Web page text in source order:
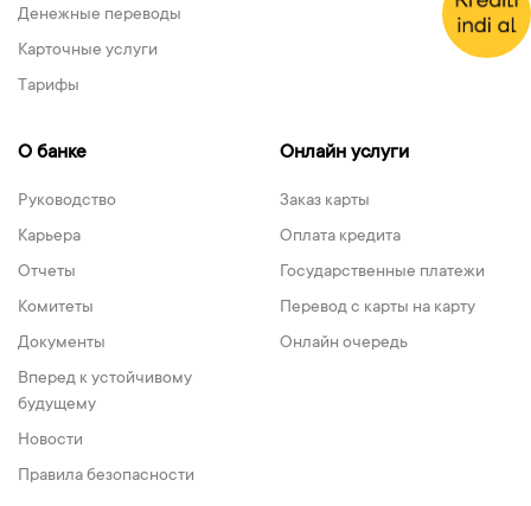
Денежные переводы
Карточные услуги
Тарифы
О банке
Руководство
Карьера
Отчеты
Комитеты
Документы
Вперед к устойчивому
будущему
Новости
Правила безопасности
Онлайн услуги
Заказ карты
Оплата кредита
Государственные платежи
Перевод с карты на карту
Онлайн очередь